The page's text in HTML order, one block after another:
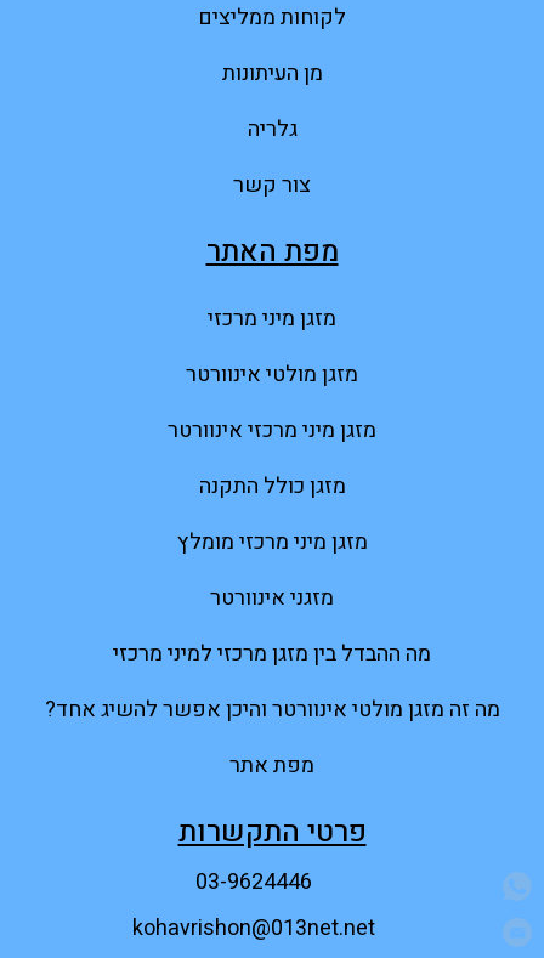
לקוחות ממליצים
מן העיתונות
גלריה
צור קשר
מפת האתר
מזגן מיני מרכזי
מזגן מולטי אינוורטר
מזגן מיני מרכזי אינוורטר
מזגן כולל התקנה
מזגן מיני מרכזי מומלץ
מזגני אינוורטר
מה ההבדל בין מזגן מרכזי למיני מרכזי
מה זה מזגן מולטי אינוורטר והיכן אפשר להשיג אחד?
מפת אתר
פרטי התקשרות
03-9624446
kohavrishon@013net.net